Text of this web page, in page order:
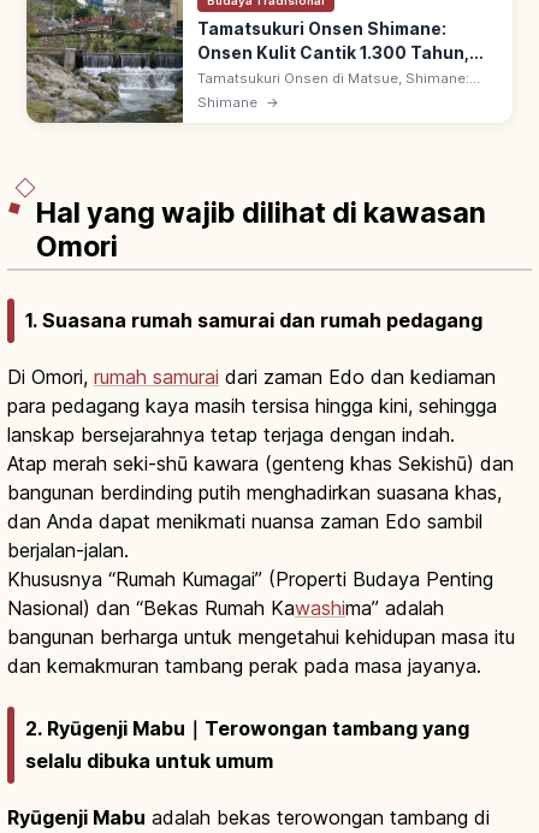
Tamatsukuri Onsen Shimane:
Onsen Kulit Cantik 1.300 Tahun,
Tips Berkunjung
Tamatsukuri Onsen di Matsue, Shimane:
kawasan onsen 1.300 tahun, dijuluki 'onsen
Shimane →
Hal yang wajib dilihat di kawasan
Omori
1. Suasana rumah samurai dan rumah pedagang
Di Omori, rumah samurai dari zaman Edo dan kediaman
para pedagang kaya masih tersisa hingga kini, sehingga
lanskap bersejarahnya tetap terjaga dengan indah.
Atap merah seki-shū kawara (genteng khas Sekishū) dan
bangunan berdinding putih menghadirkan suasana khas,
dan Anda dapat menikmati nuansa zaman Edo sambil
berjalan-jalan.
Khususnya “Rumah Kumagai” (Properti Budaya Penting
Nasional) dan “Bekas Rumah Kawashima” adalah
bangunan berharga untuk mengetahui kehidupan masa itu
dan kemakmuran tambang perak pada masa jayanya.
2. Ryūgenji Mabu｜Terowongan tambang yang
selalu dibuka untuk umum
Ryūgenji Mabu adalah bekas terowongan tambang di